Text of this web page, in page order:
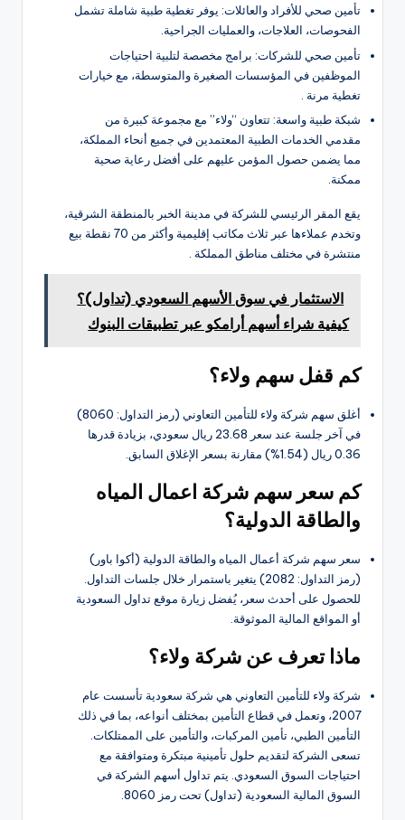
تأمين صحي للأفراد والعائلات: يوفر تغطية طبية شاملة تشمل
الفحوصات، العلاجات، والعمليات الجراحية.
تأمين صحي للشركات: برامج مخصصة لتلبية احتياجات
الموظفين في المؤسسات الصغيرة والمتوسطة، مع خيارات
تغطية مرنة .
شبكة طبية واسعة: تتعاون “ولاء” مع مجموعة كبيرة من
مقدمي الخدمات الطبية المعتمدين في جميع أنحاء المملكة،
مما يضمن حصول المؤمن عليهم على أفضل رعاية صحية
ممكنة.
يقع المقر الرئيسي للشركة في مدينة الخبر بالمنطقة الشرقية،
وتخدم عملاءها عبر ثلاث مكاتب إقليمية وأكثر من 70 نقطة بيع
منتشرة في مختلف مناطق المملكة .
الاستثمار في سوق الأسهم السعودي (تداول)؟
كيفية شراء أسهم أرامكو عبر تطبيقات البنوك
كم قفل سهم ولاء؟
أغلق سهم شركة ولاء للتأمين التعاوني (رمز التداول: 8060)
في آخر جلسة عند سعر 23.68 ريال سعودي، بزيادة قدرها
0.36 ريال (1.54%) مقارنة بسعر الإغلاق السابق.
كم سعر سهم شركة اعمال المياه
والطاقة الدولية؟
سعر سهم شركة أعمال المياه والطاقة الدولية (أكوا باور)
(رمز التداول: 2082) يتغير باستمرار خلال جلسات التداول.
للحصول على أحدث سعر، يُفضل زيارة موقع تداول السعودية
أو المواقع المالية الموثوقة.
ماذا تعرف عن شركة ولاء؟
شركة ولاء للتأمين التعاوني هي شركة سعودية تأسست عام
2007، وتعمل في قطاع التأمين بمختلف أنواعه، بما في ذلك
التأمين الطبي، تأمين المركبات، والتأمين على الممتلكات.
تسعى الشركة لتقديم حلول تأمينية مبتكرة ومتوافقة مع
احتياجات السوق السعودي. يتم تداول أسهم الشركة في
السوق المالية السعودية (تداول) تحت رمز 8060.